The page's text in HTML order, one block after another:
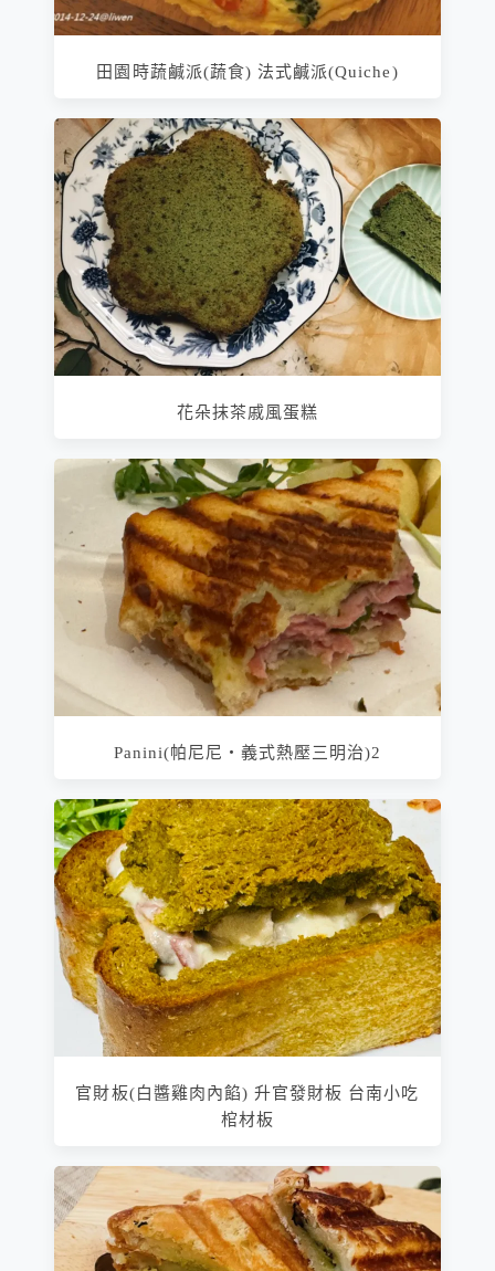
田園時蔬鹹派(蔬食) 法式鹹派(Quiche)
花朵抹茶戚風蛋糕
Panini(帕尼尼‧義式熱壓三明治)2
官財板(白醬雞肉內餡) 升官發財板 台南小吃
棺材板